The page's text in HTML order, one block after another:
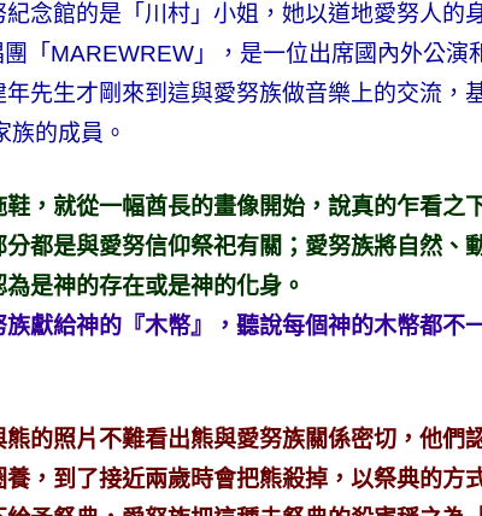
念館的是「川村」小姐，她以道地愛努人的
團「MAREWREW」，是一位出席國內外公演
先生才剛來到這與愛努族做音樂上的交流，
族的成員。
，就從一幅酋長的畫像開始，說真的乍看之
分都是與愛努信仰祭祀有關；愛努族將自然、
是神的存在或是神的化身。
族獻給神的『木幣』，聽說每個神的木幣都不
的照片不難看出熊與愛努族關係密切，他們
，到了接近兩歲時會把熊殺掉，以祭典的方